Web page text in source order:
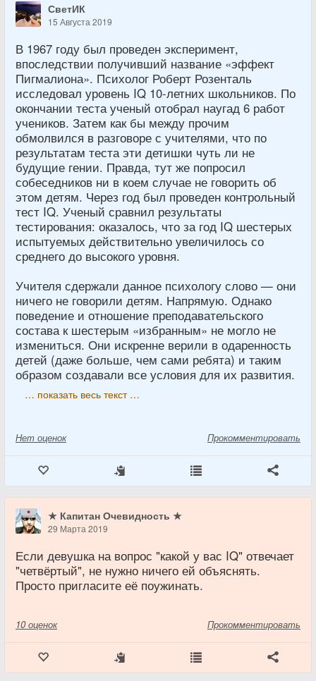
СветИК
15 Августа 2019
В 1967 году был проведен эксперимент,
впоследствии получивший название «эффект
Пигмалиона». Психолог Роберт Розенталь
исследовал уровень IQ 10-летних школьников. По
окончании теста ученый отобрал наугад 6 работ
учеников. Затем как бы между прочим
обмолвился в разговоре с учителями, что по
результатам теста эти детишки чуть ли не
будущие гении. Правда, тут же попросил
собеседников ни в коем случае не говорить об
этом детям. Через год был проведен контрольный
тест IQ. Ученый сравнил результаты
тестирования: оказалось, что за год IQ шестерых
испытуемых действительно увеличилось со
среднего до высокого уровня.
Учителя сдержали данное психологу слово — они
ничего не говорили детям. Напрямую. Однако
поведение и отношение преподавательского
состава к шестерым «избранным» не могло не
измениться. Они искренне верили в одаренность
детей (даже больше, чем сами ребята) и таким
образом создавали все условия для их развития.
… показать весь текст …
Нет оценок Прокомментировать
★ Капитан Очевидность ★
29 Марта 2019
Если девушка на вопрос "какой у вас IQ" отвечает
"четвёртый", не нужно ничего ей объяснять.
Просто пригласите её поужинать.
10 оценок Прокомментировать